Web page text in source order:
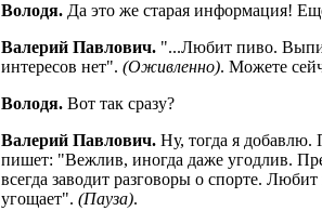
Володя. Да это же старая информация!
Валерий Павлович. "...Любит пиво.
интересов нет". (Оживленно). Можете
Володя. Вот так сразу?
Валерий Павлович. Ну, тогда я добавлю.
пишет: "Вежлив, иногда даже угодлив.
всегда заводит разговоры о спорте.
угощает". (Пауза).